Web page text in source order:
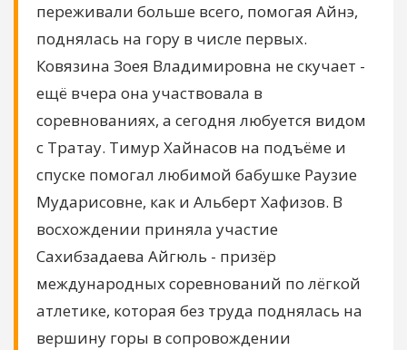
переживали больше всего, помогая Айнэ,
поднялась на гору в числе первых.
Ковязина Зоея Владимировна не скучает -
ещё вчера она участвовала в
соревнованиях, а сегодня любуется видом
с Тратау. Тимур Хайнасов на подъёме и
спуске помогал любимой бабушке Раузие
Мударисовне, как и Альберт Хафизов. В
восхождении приняла участие
Сахибзадаева Айгюль - призёр
международных соревнований по лёгкой
атлетике, которая без труда поднялась на
вершину горы в сопровождении